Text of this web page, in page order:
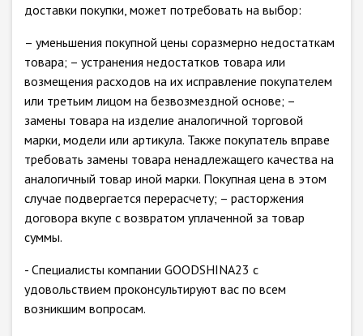
доставки покупки, может потребовать на выбор:
– уменьшения покупной цены соразмерно недостаткам
товара; – устранения недостатков товара или
возмещения расходов на их исправление покупателем
или третьим лицом на безвозмездной основе; –
замены товара на изделие аналогичной торговой
марки, модели или артикула. Также покупатель вправе
требовать замены товара ненадлежащего качества на
аналогичный товар иной марки. Покупная цена в этом
случае подвергается перерасчету; – расторжения
договора вкупе с возвратом уплаченной за товар
суммы.
- Специалисты компании GOODSHINA23 с
удовольствием проконсультируют вас по всем
возникшим вопросам.